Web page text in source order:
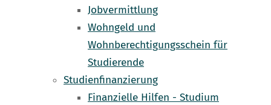
Jobvermittlung
Wohngeld und
Wohnberechtigungsschein für
Studierende
Studienfinanzierung
Finanzielle Hilfen - Studium